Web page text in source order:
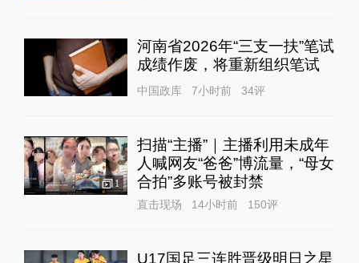
河南省2026年“三支一扶”笔试
成绩作废，将重新组织笔试
中国政库 7小时前 34评
1
扫描“主播”｜主播利用未成年
人喊网友“爸爸”博流量，“母女
合拍”多账号被封禁
直击现场 14小时前 150评
U17国足三连胜晋级明日之星